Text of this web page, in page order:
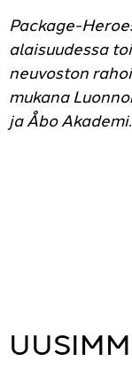
Package-
alaisuudessa
neuvoston
mukana
ja Åbo Akademi.